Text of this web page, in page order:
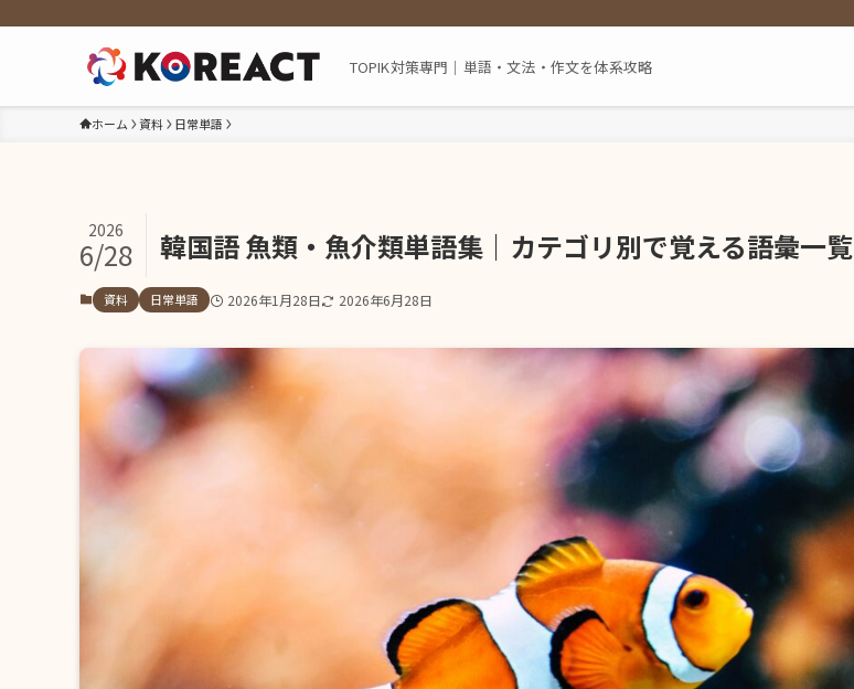
TOPIK対策専門｜単語・文法・作文を体系攻略
ホーム 資料 日常単語
韓国語 魚類・魚介類単語集｜カテゴリ別で覚える語彙一覧
2026
6/28
資料 日常単語 2026年1月28日 2026年6月28日